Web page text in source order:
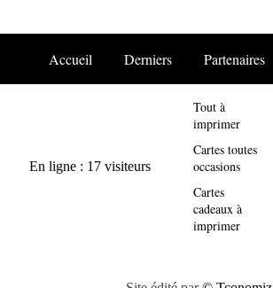
Accueil Derniers Partenaires
Tout à
imprimer
Cartes toutes
occasions
Cartes
cadeaux à
imprimer